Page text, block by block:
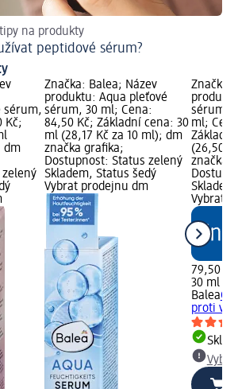
na produkty
peptidové sérum?
sérum,
Kč;
dm
Značka: Balea; Název
produktu: Aqua pleťové
sérum, 30 ml; Cena:
84,50 Kč; Základní cena: 30
ml (28,17 Kč za 10 ml); dm
značka grafika;
Dostupnost: Status zelený
Skladem, Status šedý
Vybrat prodejnu dm
Značka:
sérum
ml;
(26,50
značka
Vybrat
79,50 Kč
30 ml
Balea
proti